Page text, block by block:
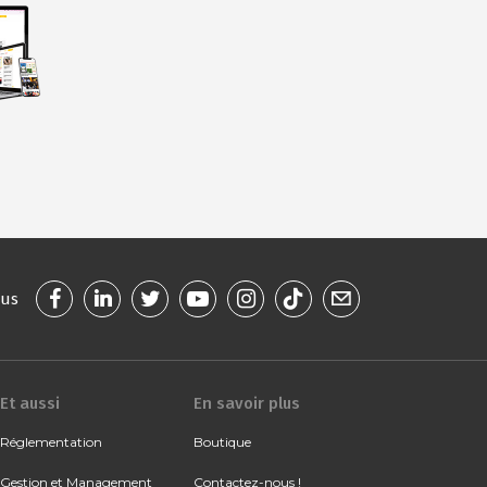
Et aussi
Réglementation
Gestion et Management
En savoir plus
Boutique
Contactez-nous !